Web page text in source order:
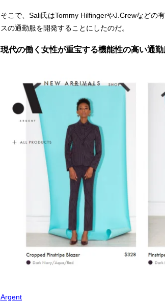
そこで、Sali氏はTommy HilfingerやJ.Crewなどの
スの通勤服を開発することにしたのだ。
現代の働く女性が重宝する機能性の高い通勤
Argent